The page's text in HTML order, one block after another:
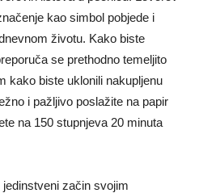
kao simbol pobjede i
životu. Kako biste
se prethodno temeljito
kako biste uklonili nakupljenu
i pažljivo poslažite na papir
na 150 stupnjeva 20 minuta
začin svojim